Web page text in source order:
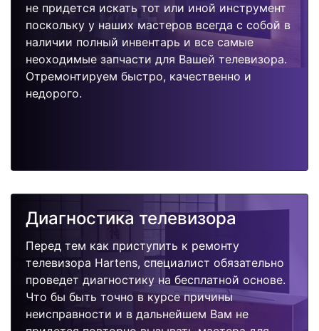
не придется искать тот или иной инструмент
поскольку у наших мастеров всегда с собой в
наличии полный инвентарь и все самые
неоходимые запчасти для Вашей телевизора.
Отремонтируем быстро, качественно и
недорого.
Диагностика телевизора
Перед тем как приступить к ремонту
телевизора Hartens, специалист обязательно
проведет диагностику на бесплатной основе.
Что бы быть точно в курсе причины
неисправности и в дальнейшем Вам не